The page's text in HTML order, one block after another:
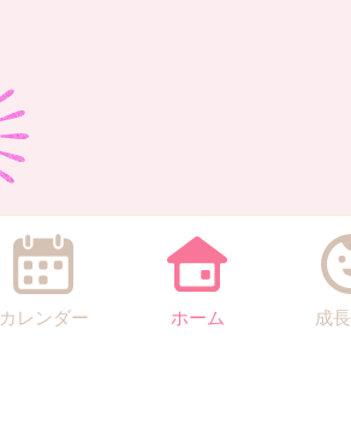
カレンダー ホーム 成